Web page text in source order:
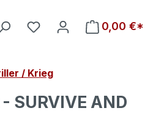
Du hast 0 Produkte auf
0,00 €*
/ Krieg
SURVIVE AND